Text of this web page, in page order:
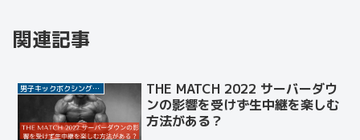
関連記事
男子キックボクシング選手
THE MATCH 2022 サーバーダウ
ンの影響を受けず生中継を楽しむ
方法がある？